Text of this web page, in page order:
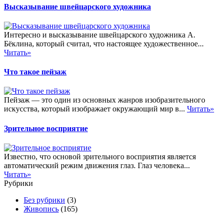
Высказывание швейцарского художника
Интересно и высказывание швейцарского художника А.
Бёклина, который считал, что настоящее художественное...
Читать»
Что такое пейзаж
Пейзаж — это один из основных жанров изобразительного
искусства, который изображает окружающий мир в... Читать»
Зрительное восприятие
Известно, что основой зрительного восприятия является
автоматический режим движения глаз. Глаз человека...
Читать»
Рубрики
Без рубрики (3)
Живопись (165)